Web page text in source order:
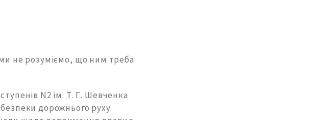
не розуміємо, що ним треба
N2 ім. Т. Г. Шевченка
дорожнього руху